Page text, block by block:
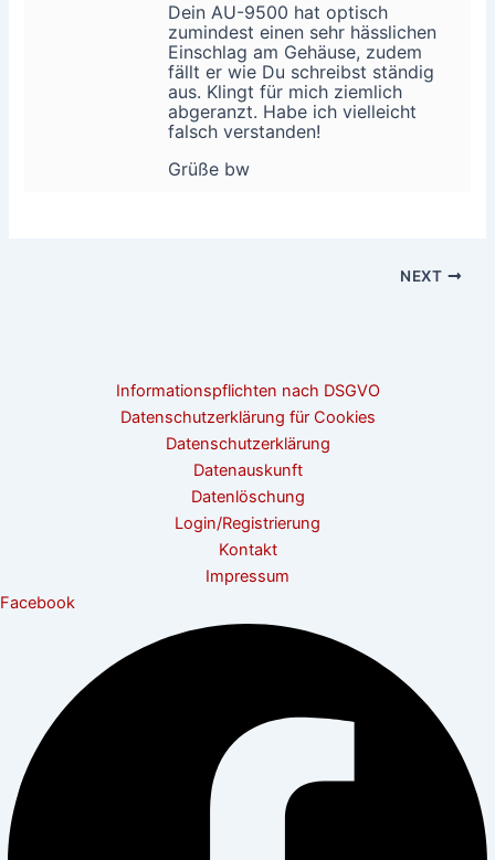
Dein AU-9500 hat optisch
zumindest einen sehr hässlichen
Einschlag am Gehäuse, zudem
fällt er wie Du schreibst ständig
aus. Klingt für mich ziemlich
abgeranzt. Habe ich vielleicht
falsch verstanden!
Grüße bw
NEXT
Informationspflichten nach DSGVO
Datenschutzerklärung für Cookies
Datenschutzerklärung
Datenauskunft
Datenlöschung
Login/Registrierung
Kontakt
Impressum
Facebook